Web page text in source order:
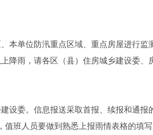
本单位防汛重点区域、重点房屋进行监
降雨，请各区（县）住房城乡建设委、
委。信息报送采取首报、续报和通报
班人员要做到熟悉上报雨情表格的填